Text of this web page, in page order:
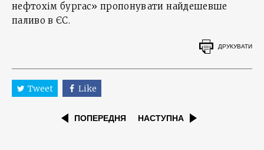
нефтохім бургас» пропонувати найдешевше
паливо в ЄС.
ДРУКУВАТИ
Tweet Like
ПОПЕРЕДНЯ НАСТУПНА